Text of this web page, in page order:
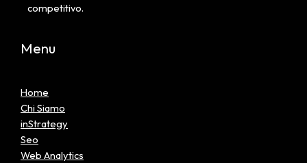
competitivo.
Menu
Home
Chi Siamo
inStrategy
Seo
Web Analytics